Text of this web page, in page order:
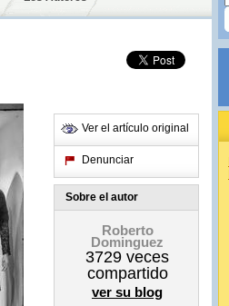
Ver el artículo original
Denunciar
Sobre el autor
Roberto
Dominguez
3729 veces
compartido
ver su blog